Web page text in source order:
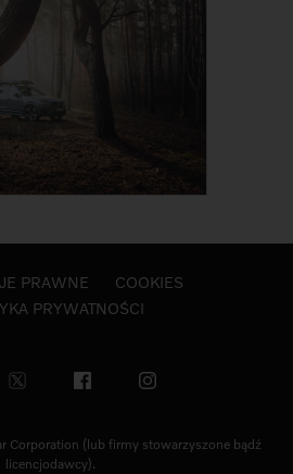
PRAWNE
COOKIES
PRYWATNOŚCI
Corporation (lub firmy stowarzyszone bądź
licencjodawcy).